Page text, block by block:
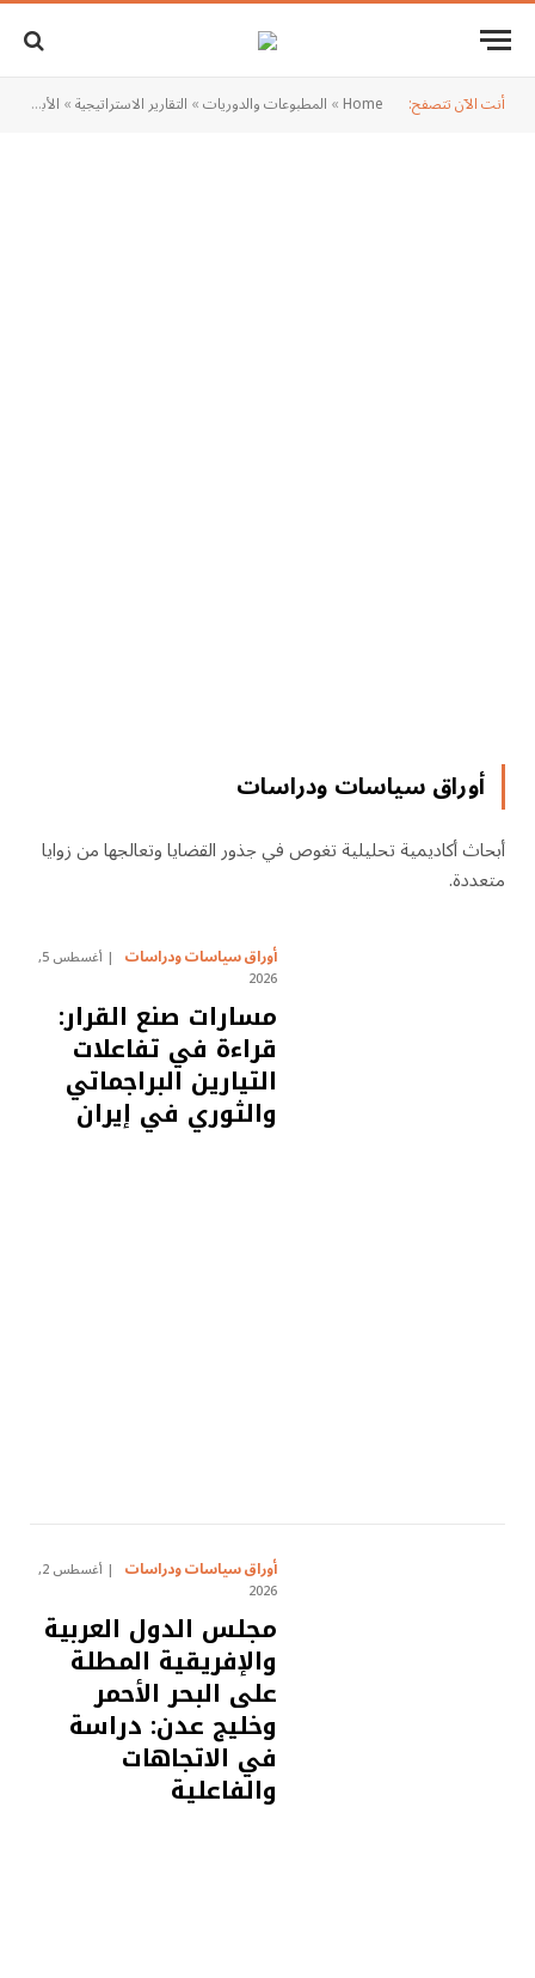
أنت الآن تتصفح: Home
» المطبوعات والدوريات» التقارير الاستراتيجية» الأبحاث والتحليلات
أوراق سياسات ودراسات
أبحاث أكاديمية تحليلية تغوص في جذور القضايا وتعالجها من زوايا
متعددة.
أوراق سياسات ودراسات أغسطس 5,
2026
مسارات صنع القرار:
قراءة في تفاعلات
التيارين البراجماتي
والثوري في إيران
أوراق سياسات ودراسات أغسطس 2,
2026
مجلس الدول العربية
والإفريقية المطلة
على البحر الأحمر
وخليج عدن: دراسة
في الاتجاهات
والفاعلية